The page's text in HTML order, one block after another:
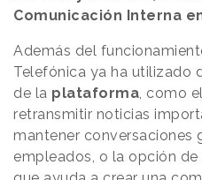
Comunicación Interna
Además del
Telefónica ya ha utilizado
de la plataforma , como
retransmitir noticias
mantener conversaciones
empleados, o la opción